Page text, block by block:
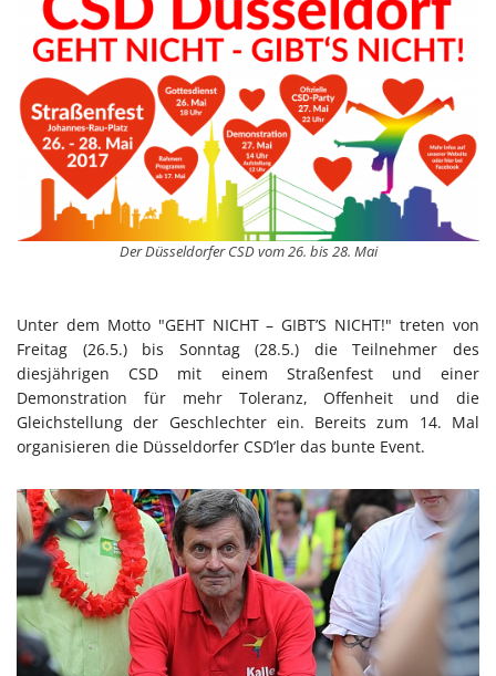
Der Düsseldorfer CSD vom 26. bis 28. Mai
Unter dem Motto "GEHT NICHT – GIBT’S NICHT!" treten von
Freitag (26.5.) bis Sonntag (28.5.) die Teilnehmer des
diesjährigen CSD mit einem Straßenfest und einer
Demonstration für mehr Toleranz, Offenheit und die
Gleichstellung der Geschlechter ein. Bereits zum 14. Mal
organisieren die Düsseldorfer CSD’ler das bunte Event.